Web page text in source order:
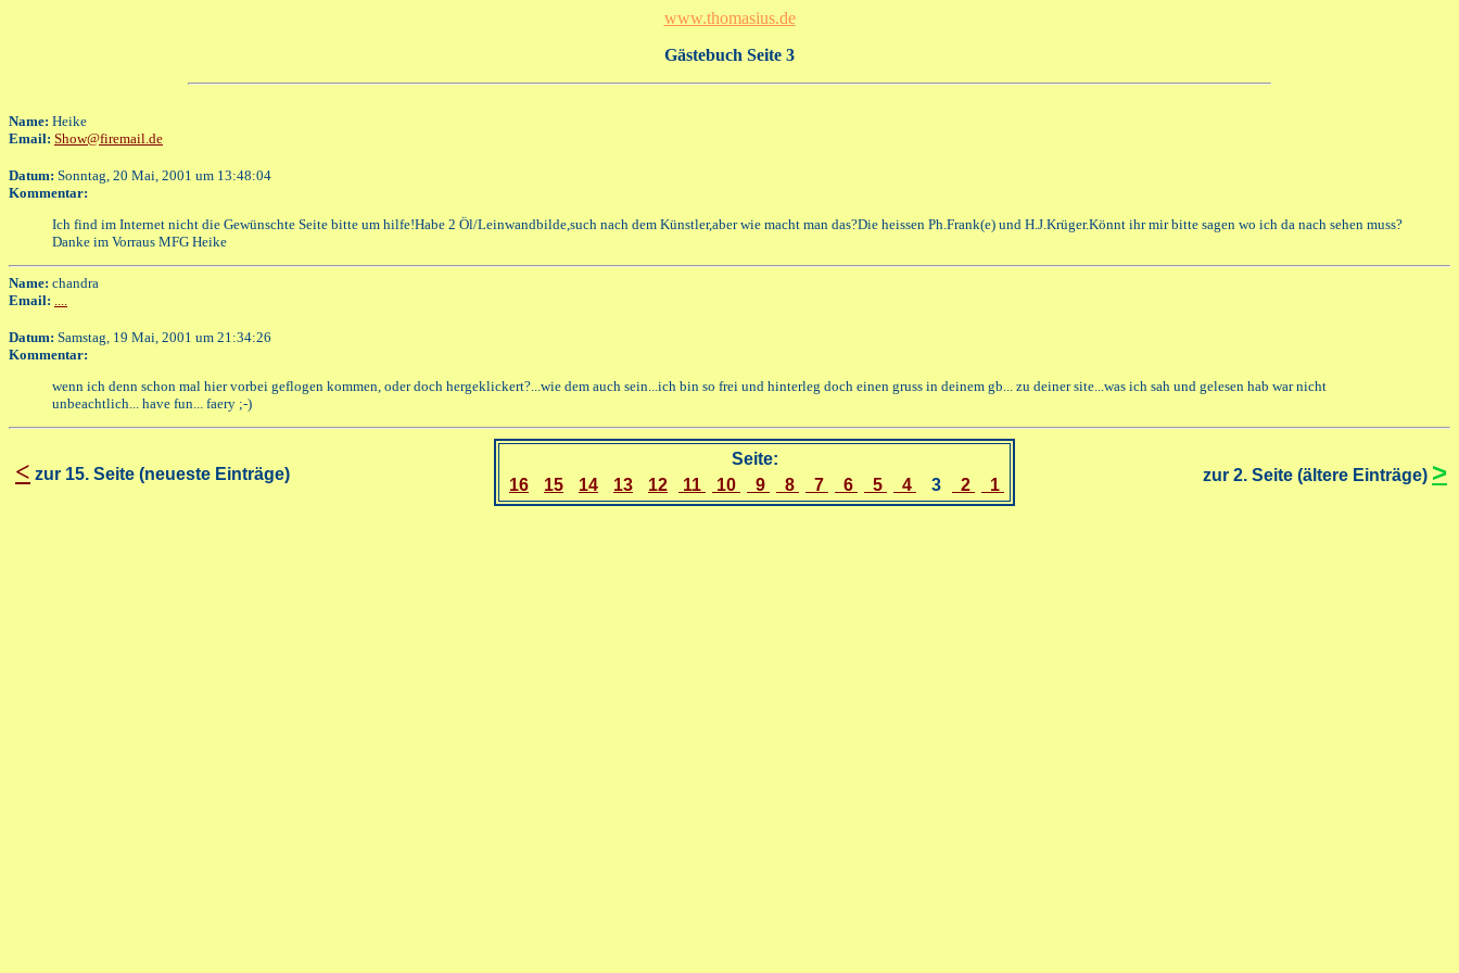
www.thomasius.de
Gästebuch Seite 3
Name: Heike
Email: Show@firemail.de
Datum: Sonntag, 20 Mai, 2001 um 13:48:04
Kommentar:
Ich find im Internet nicht die Gewünschte Seite bitte um hilfe!Habe 2 Öl/Leinwandbilde,such nach dem Künstler,aber wie macht man das?Die heissen Ph.Frank(e) und H.J.Krüger.Könnt ihr mir bitte sagen wo ich da nach sehen muss?
Danke im Vorraus MFG Heike
Name: chandra
Email:
Datum: Samstag, 19 Mai, 2001 um 21:34:26
Kommentar:
wenn ich denn schon mal hier vorbei geflogen kommen, oder doch hergeklickert?...wie dem auch sein...ich bin so frei und hinterleg doch einen gruss in deinem gb... zu deiner site...was ich sah und gelesen hab war nicht
unbeachtlich... have fun... faery ;-)
< zur 15. Seite (neueste Einträge)
Seite:
16
15 14 13 12 11 10 9 8 7 6 5 4 3 2 1
zur 2. Seite (ältere Einträge) >